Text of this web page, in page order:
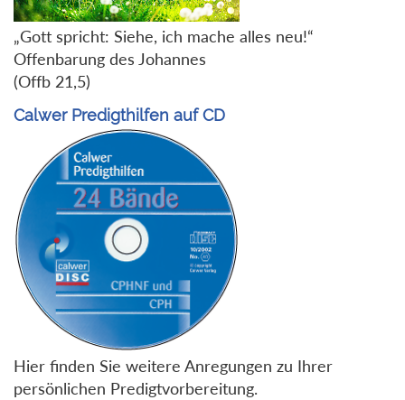
„Gott spricht: Siehe, ich mache alles neu!“
Offenbarung des Johannes
(Offb 21,5)
Calwer Predigthilfen auf CD
Hier finden Sie weitere Anregungen zu Ihrer
persönlichen Predigtvorbereitung.